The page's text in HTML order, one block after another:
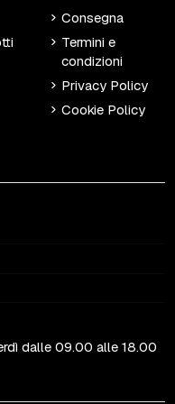
Consegna
Termini e
condizioni
Privacy Policy
Cookie Policy
dalle 09.00 alle 18.00